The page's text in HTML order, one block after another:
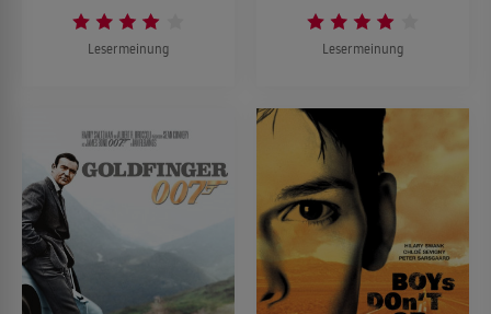
Lesermeinung Lesermeinung